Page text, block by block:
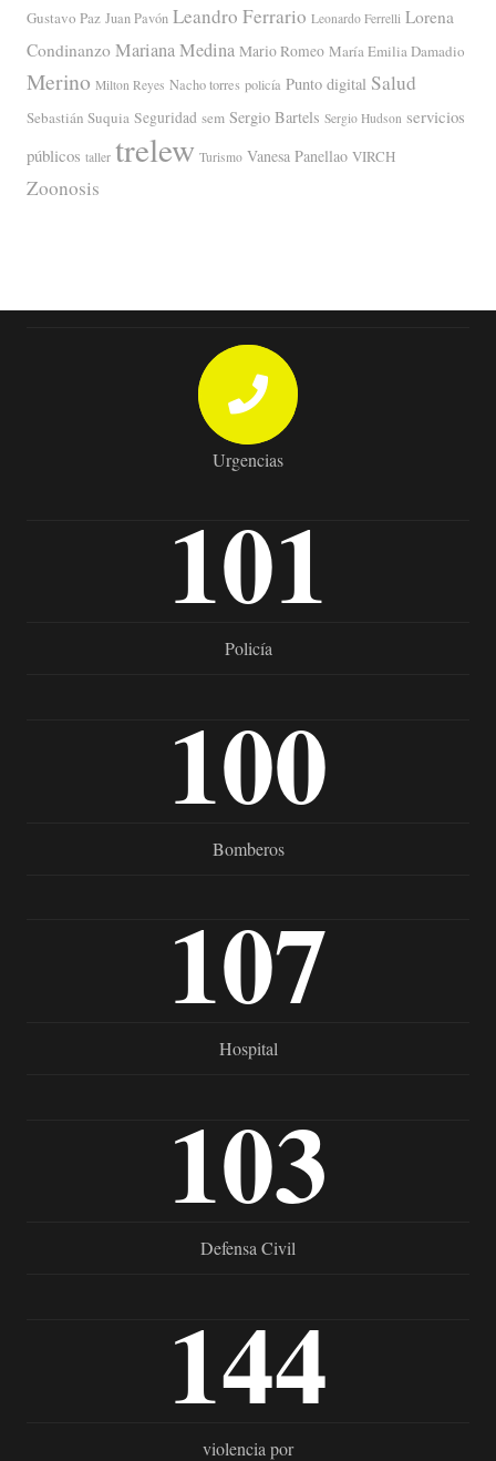
Gustavo Paz Juan Pavón Leandro Ferrario Leonardo Ferrelli Lorena
Condinanzo Mariana Medina Mario Romeo María Emilia Damadio
Merino Milton Reyes Nacho torres policía Punto digital Salud
Sebastián Suquia Seguridad sem Sergio Bartels Sergio Hudson servicios
públicos taller trelew Turismo Vanesa Panellao VIRCH
Zoonosis
Urgencias
101
Policía
100
Bomberos
107
Hospital
103
Defensa Civil
144
violencia por